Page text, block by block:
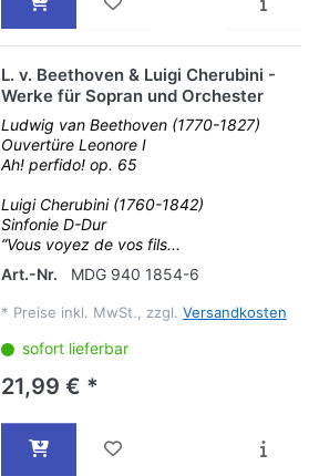
L. v. Beethoven & Luigi Cherubini -
Werke für Sopran und Orchester
Ludwig van Beethoven (1770-1827)
Ouvertüre Leonore I
Ah! perfido! op. 65
Luigi Cherubini (1760-1842)
Sinfonie D-Dur
“Vous voyez de vos fils...
Art.-Nr.
MDG 940 1854-6
* Preise inkl. MwSt., zzgl. Versandkosten
sofort lieferbar
21,99 € *